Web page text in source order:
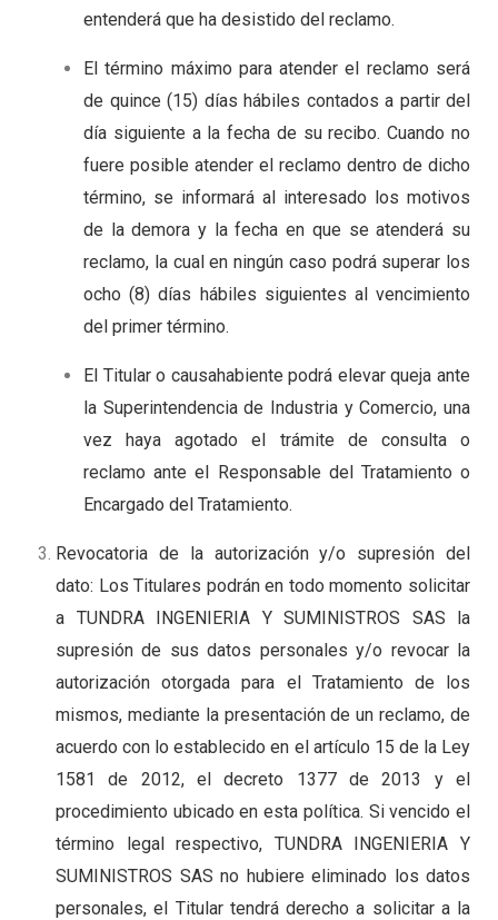
entenderá que ha desistido del reclamo.
El término máximo para atender el reclamo será
de quince (15) días hábiles contados a partir del
día siguiente a la fecha de su recibo. Cuando no
fuere posible atender el reclamo dentro de dicho
término, se informará al interesado los motivos
de la demora y la fecha en que se atenderá su
reclamo, la cual en ningún caso podrá superar los
ocho (8) días hábiles siguientes al vencimiento
del primer término.
El Titular o causahabiente podrá elevar queja ante
la Superintendencia de Industria y Comercio, una
vez haya agotado el trámite de consulta o
reclamo ante el Responsable del Tratamiento o
Encargado del Tratamiento.
Revocatoria de la autorización y/o supresión del
dato: Los Titulares podrán en todo momento solicitar
a TUNDRA INGENIERIA Y SUMINISTROS SAS la
supresión de sus datos personales y/o revocar la
autorización otorgada para el Tratamiento de los
mismos, mediante la presentación de un reclamo, de
acuerdo con lo establecido en el artículo 15 de la Ley
1581 de 2012, el decreto 1377 de 2013 y el
procedimiento ubicado en esta política. Si vencido el
término legal respectivo, TUNDRA INGENIERIA Y
SUMINISTROS SAS no hubiere eliminado los datos
personales, el Titular tendrá derecho a solicitar a la